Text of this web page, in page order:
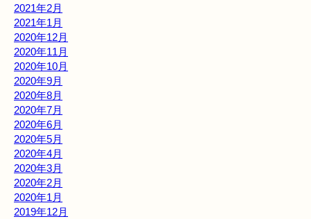
2021年2月
2021年1月
2020年12月
2020年11月
2020年10月
2020年9月
2020年8月
2020年7月
2020年6月
2020年5月
2020年4月
2020年3月
2020年2月
2020年1月
2019年12月